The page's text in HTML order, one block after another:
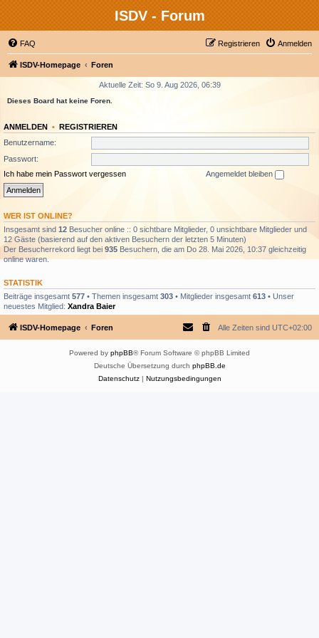
ISDV - Forum
FAQ Anmelden
Registrieren
ISDV-Homepage Foren
Aktuelle Zeit: So 9. Aug 2026, 06:39
Dieses Board hat keine Foren.
ANMELDEN • REGISTRIEREN
Benutzername:
Passwort:
Ich habe mein Passwort vergessen
Angemeldet bleiben
WER IST ONLINE?
Insgesamt sind 12 Besucher online :: 0 sichtbare Mitglieder, 0 unsichtbare Mitglieder und
12 Gäste (basierend auf den aktiven Besuchern der letzten 5 Minuten)
Der Besucherrekord liegt bei 935 Besuchern, die am Do 28. Mai 2026, 10:37 gleichzeitig
online waren.
STATISTIK
Beiträge insgesamt 577 • Themen insgesamt 303 • Mitglieder insgesamt 613 • Unser
neuestes Mitglied: Xandra Baier
ISDV-Homepage Foren Alle Zeiten sind UTC+02:00
Powered by phpBB® Forum Software © phpBB Limited
Deutsche Übersetzung durch phpBB.de
Datenschutz| Nutzungsbedingungen